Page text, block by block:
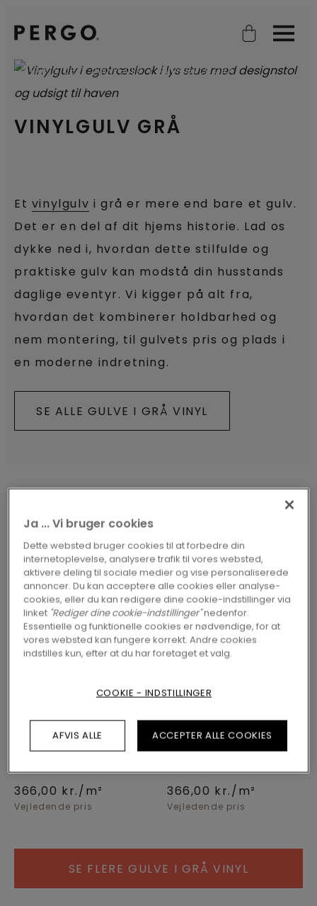
Open searchOpen
VINYLGULV GRÅ
STARTSIDE VINYLGULV VINYLGULV GRÅ
Et vinylgulv i grå er mere end bare et gulv.
Det er en del af dit hjems historie. Lad os
dykke ned i, hvordan dette stilfulde og
praktiske gulv kan modstå din husstands
daglige eventyr. Vi kigger på alt fra,
hvordan det kombinerer holdbarhed og
nem montering, til gulvets pris og plads i
en moderne indretning.
SE ALLE GULVE I GRÅ VINYL
UDFORSK VINYLGULVE I GRÅ
VISKAN PAD PRO
366,00 kr./m²
Vejledende pris
VINYL
VISKAN PAD PRO
366,00 kr./m²
Vejledende pris
SE FLERE GULVE I GRÅ VINYL
Ja ... Vi bruger cookies
Dette websted bruger cookies til at forbedre din
internetoplevelse, analysere trafik til vores websted,
aktivere deling til sociale medier og vise personaliserede
annoncer. Du kan acceptere alle cookies eller analyse-
cookies, eller du kan redigere dine cookie-indstillinger via
linket "Rediger dine cookie-indstillinger"nedenfor.
Essentielle og funktionelle cookies er nødvendige, for at
vores websted kan fungere korrekt. Andre cookies
indstilles kun, efter at du har foretaget et valg.
COOKIE - INDSTILLINGER
AFVIS ALLE ACCEPTER ALLE COOKIES